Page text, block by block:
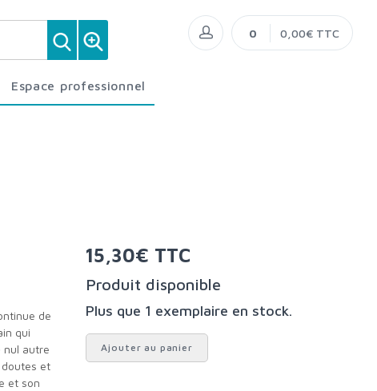
Espace professionnel
0 0,00€ TTC
qui
nul autre
et
et son
15,30€ TTC
Produit disponible
Plus que 1 exemplaire en stock.
Ajouter au panier